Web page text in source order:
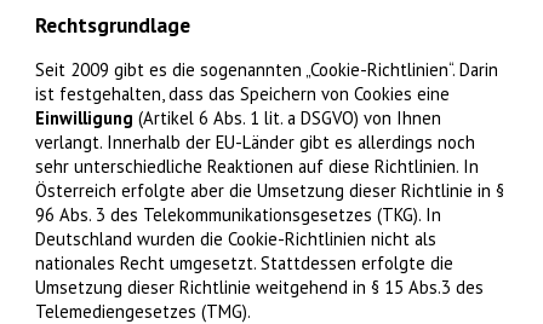
Rechtsgrundlage
Seit 2009 gibt es die sogenannten „Cookie-Richtlinien“. Darin
ist festgehalten, dass das Speichern von Cookies eine
Einwilligung (Artikel 6 Abs. 1 lit. a DSGVO) von Ihnen
verlangt. Innerhalb der EU-Länder gibt es allerdings noch
sehr unterschiedliche Reaktionen auf diese Richtlinien. In
Österreich erfolgte aber die Umsetzung dieser Richtlinie in §
96 Abs. 3 des Telekommunikationsgesetzes (TKG). In
Deutschland wurden die Cookie-Richtlinien nicht als
nationales Recht umgesetzt. Stattdessen erfolgte die
Umsetzung dieser Richtlinie weitgehend in § 15 Abs.3 des
Telemediengesetzes (TMG).